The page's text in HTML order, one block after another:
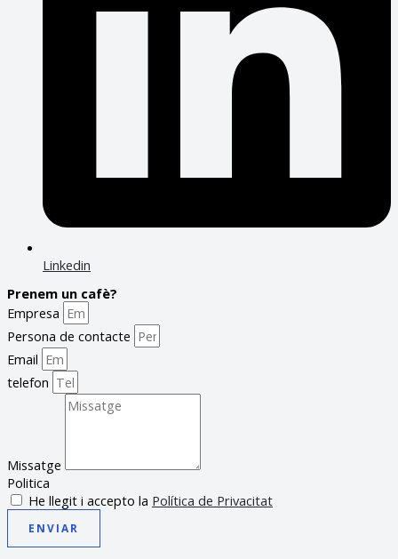
Linkedin
Prenem un cafè?
Empresa
Persona de contacte
Email
telefon
Missatge
Politica
He llegit i accepto la Política de Privacitat
ENVIAR